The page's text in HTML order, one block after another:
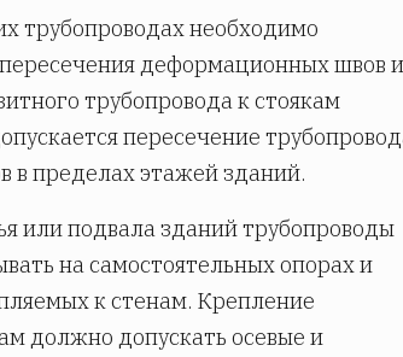
трубопроводах необходимо
деформационных швов
трубопровода к стоякам
пересечение
пределах этажей зданий.
или подвала зданий трубопроводы
на самостоятельных опорах и
к стенам. Крепление
должно допускать осевые и